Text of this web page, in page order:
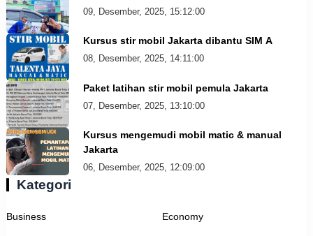
09, Desember, 2025, 15:12:00
Kursus stir mobil Jakarta dibantu SIM A
08, Desember, 2025, 14:11:00
Paket latihan stir mobil pemula Jakarta
07, Desember, 2025, 13:10:00
Kursus mengemudi mobil matic & manual
Jakarta
06, Desember, 2025, 12:09:00
Kategori
Business Economy